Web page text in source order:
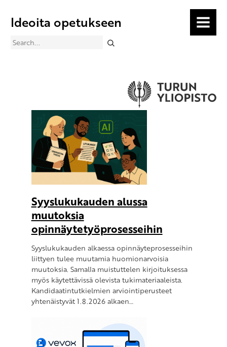
Ideoita opetukseen MENU
Search
Syyslukukauden alussa
muutoksia
opinnäytetyöprosesseihin
Syyslukukauden alkaessa opinnäyteprosesseihin
liittyen tulee muutamia huomionarvoisia
muutoksia. Samalla muistuttelen kirjoituksessa
myös käytettävissä olevista tukimateriaaleista.
Kandidaatintutkielmien arviointiperusteet
yhtenäistyvät 1.8.2026 alkaen…